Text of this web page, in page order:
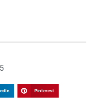
Pinterest